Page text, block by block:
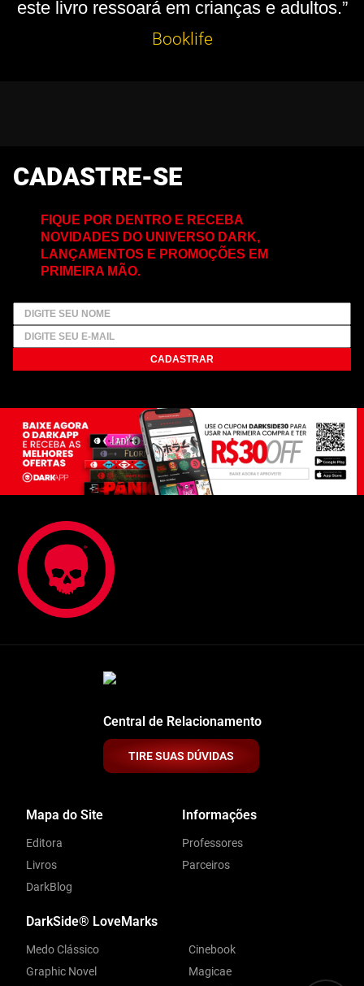
este livro ressoará em crianças e adultos.”
Booklife
CADASTRE-SE
FIQUE POR DENTRO E RECEBA
NOVIDADES DO UNIVERSO DARK,
LANÇAMENTOS E PROMOÇÕES EM
PRIMEIRA MÃO.
CADASTRAR
Central de Relacionamento
TIRE SUAS DÚVIDAS
Mapa do Site
Editora
Livros
DarkBlog
Informações
Professores
Parceiros
DarkSide® LoveMarks
Medo Clássico
Graphic Novel
Cinebook
Magicae